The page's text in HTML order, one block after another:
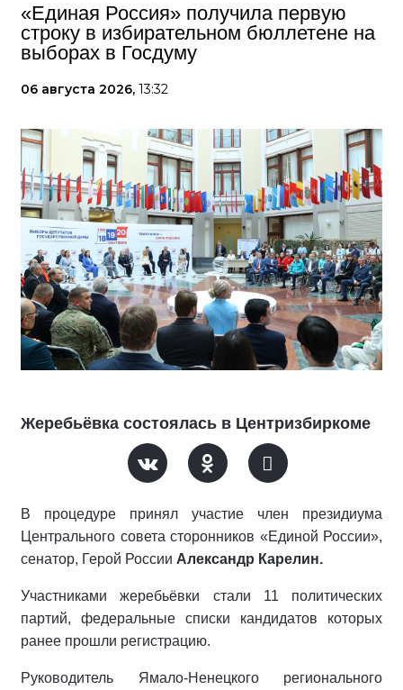
«Единая Россия» получила первую
строку в избирательном бюллетене на
выборах в Госдуму
06 августа 2026, 13:32
Жеребьёвка состоялась в Центризбиркоме
В процедуре принял участие член президиума
Центрального совета сторонников «Единой России»,
сенатор, Герой России Александр Карелин.
Участниками жеребьёвки стали 11 политических
партий, федеральные списки кандидатов которых
ранее прошли регистрацию.
Руководитель Ямало-Ненецкого регионального